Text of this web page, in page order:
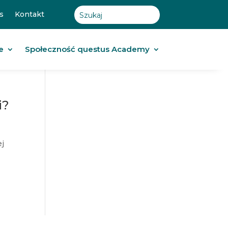
Kontakt
Społeczność questus Academy